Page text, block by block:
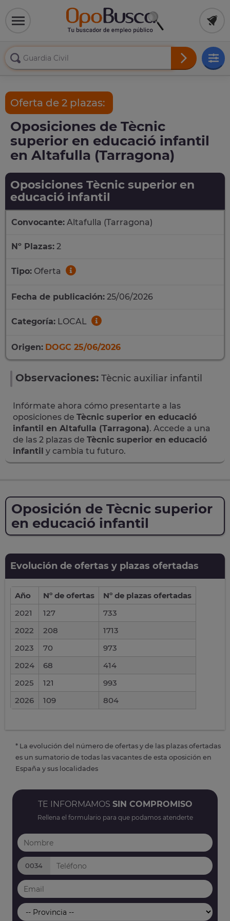
Oferta de 2 plazas:
Oposiciones de Tècnic
superior en educació infantil
en Altafulla (Tarragona)
Oposiciones Tècnic superior en
educació infantil
Convocante: Altafulla (Tarragona)
Nº Plazas: 2
Tipo: Oferta
Fecha de publicación: 25/06/2026
Categoría: LOCAL
Origen: DOGC 25/06/2026
Observaciones: Tècnic auxiliar infantil
Infórmate ahora cómo presentarte a las
oposiciones de Tècnic superior en educació
infantil en Altafulla (Tarragona). Accede a una
de las 2 plazas de Tècnic superior en educació
infantil y cambia tu futuro.
Oposición de Tècnic superior
en educació infantil
Evolución de ofertas y plazas ofertadas
Año Nº de ofertas
Nº de plazas ofertadas
2021
127
733
2022
208
1713
2023
70
973
2024
68
414
2025
121
993
2026
109 804
* La evolución del número de ofertas y de las plazas ofertadas
es un sumatorio de todas las vacantes de esta oposición en
España y sus localidades
TE INFORMAMOS SIN COMPROMISO
Rellena el formulario para que podamos atenderte
0034